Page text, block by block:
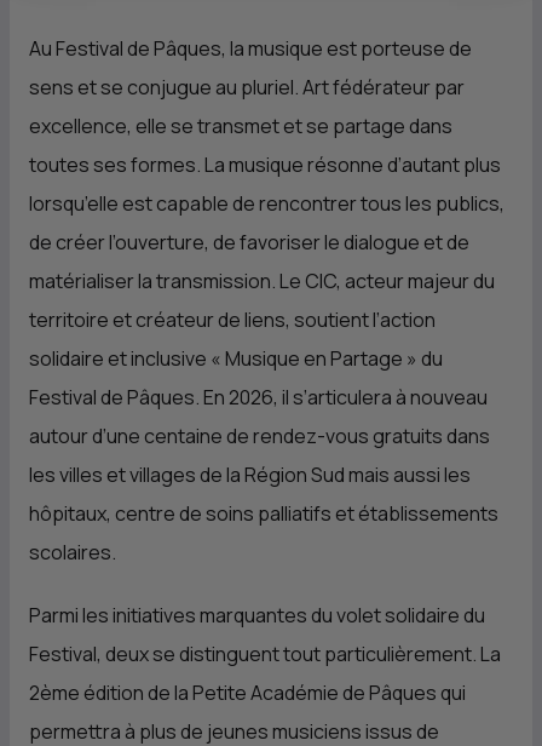
Au Festival de Pâques, la musique est porteuse de
sens et se conjugue au pluriel. Art fédérateur par
excellence, elle se transmet et se partage dans
toutes ses formes. La musique résonne d’autant plus
lorsqu’elle est capable de rencontrer tous les publics,
de créer l’ouverture, de favoriser le dialogue et de
matérialiser la transmission. Le CIC, acteur majeur du
territoire et créateur de liens, soutient l’action
solidaire et inclusive « Musique en Partage » du
Festival de Pâques. En 2026, il s’articulera à nouveau
autour d’une centaine de rendez-vous gratuits dans
les villes et villages de la Région Sud mais aussi les
hôpitaux, centre de soins palliatifs et établissements
scolaires.
Parmi les initiatives marquantes du volet solidaire du
Festival, deux se distinguent tout particulièrement. La
2ème édition de la Petite Académie de Pâques qui
permettra à plus de jeunes musiciens issus de